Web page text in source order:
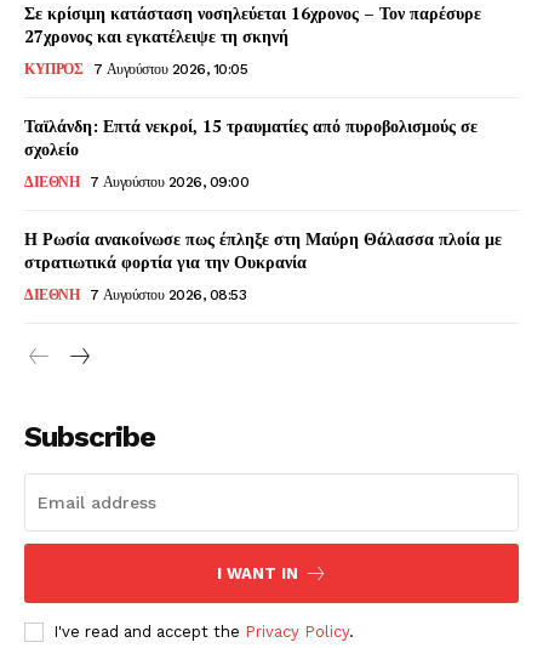
Σε κρίσιμη κατάσταση νοσηλεύεται 16χρονος – Τον παρέσυρε
27χρονος και εγκατέλειψε τη σκηνή
ΚΥΠΡΟΣ 7 Αυγούστου 2026, 10:05
Ταϊλάνδη: Επτά νεκροί, 15 τραυματίες από πυροβολισμούς σε
σχολείο
ΔΙΕΘΝΗ 7 Αυγούστου 2026, 09:00
Η Ρωσία ανακοίνωσε πως έπληξε στη Μαύρη Θάλασσα πλοία με
στρατιωτικά φορτία για την Ουκρανία
ΔΙΕΘΝΗ 7 Αυγούστου 2026, 08:53
Subscribe
I WANT IN
I've read and accept the Privacy Policy.